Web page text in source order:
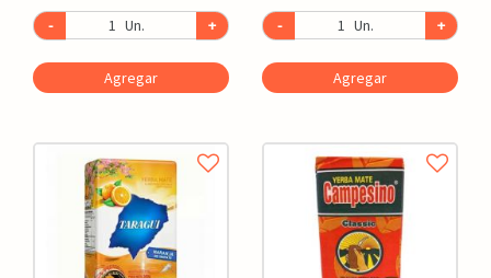
- Un. +
Agregar
- Un. +
Agregar